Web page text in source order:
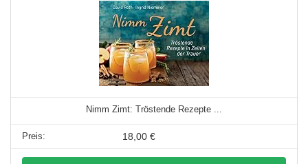
Nimm Zimt: Tröstende Rezepte ...
18,00 €